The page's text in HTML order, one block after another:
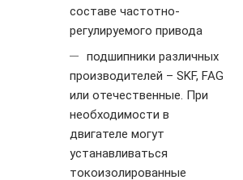
составе частотно-
регулируемого привода
подшипники различных
производителей – SKF, FAG
или отечественные. При
необходимости в
двигателе могут
устанавливаться
токоизолированные